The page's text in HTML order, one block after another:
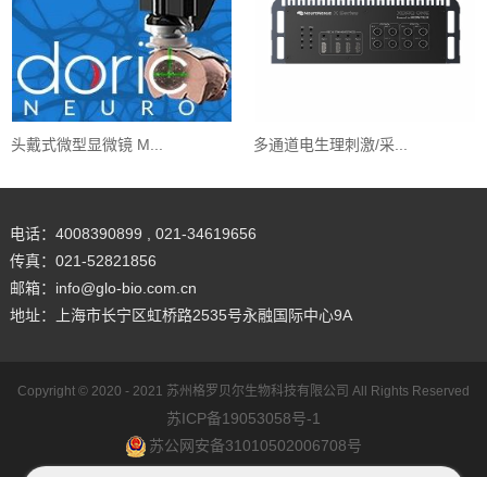
头戴式微型显微镜 M... 多通道电生理刺激/采...
电话：4008390899 , 021-34619656
传真：021-52821856
邮箱：info@glo-bio.com.cn
地址：上海市长宁区虹桥路2535号永融国际中心9A
Copyright © 2020 - 2021 苏州格罗贝尔生物科技有限公司 All Rights Reserved
苏ICP备19053058号-1
苏公网安备31010502006708号